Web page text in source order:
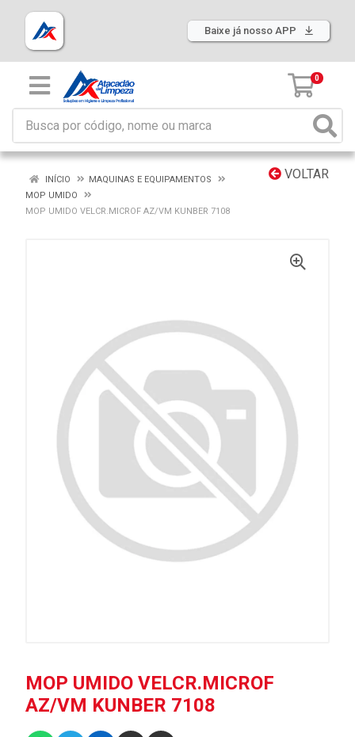
Baixe já nosso APP
0
VOLTAR
INÍCIO
MAQUINAS E EQUIPAMENTOS
MOP UMIDO
MOP UMIDO VELCR.MICROF AZ/VM KUNBER 7108
MOP UMIDO VELCR.MICROF
AZ/VM KUNBER 7108